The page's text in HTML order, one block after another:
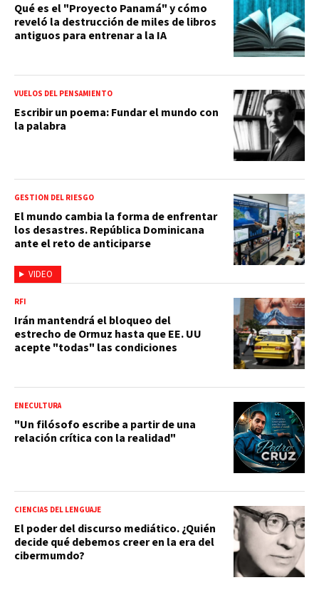
Qué es el "Proyecto Panamá" y cómo
reveló la destrucción de miles de libros
antiguos para entrenar a la IA
VUELOS DEL PENSAMIENTO
Escribir un poema: Fundar el mundo con
la palabra
VIDEO
GESTIÓN DEL RIESGO
El mundo cambia la forma de enfrentar
los desastres. República Dominicana
ante el reto de anticiparse
RFI
Irán mantendrá el bloqueo del
estrecho de Ormuz hasta que EE. UU
acepte "todas" las condiciones
ENECULTURA
"Un filósofo escribe a partir de una
relación crítica con la realidad"
CIENCIAS DEL LENGUAJE
El poder del discurso mediático. ¿Quién
decide qué debemos creer en la era del
cibermumdo?